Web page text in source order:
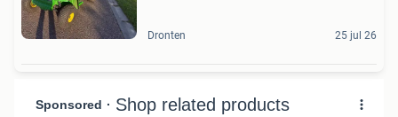
Dronten 25 jul 26